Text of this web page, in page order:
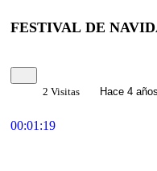
FESTIVAL DE
2 Visitas Hace 4 años
00:01:19